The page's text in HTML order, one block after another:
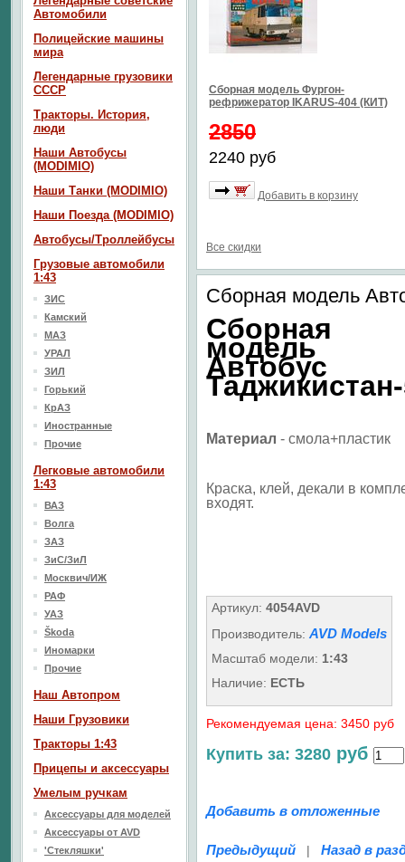
Сборная модель Фургон-
рефрижератор IKARUS-404 (КИТ)
2850
2240 руб
Добавить в корзину
Все скидки
Сборная модель
Сборная
модель
Автобус
Материал - смола+пластик
Краска, клей, декали в
входят.
Артикул: 4054AVD
Производитель: AVD Models
Масштаб модели: 1:43
Наличие: ЕСТЬ
Рекомендуемая цена: 3450 руб
Купить за: 3280 руб
Добавить в отложенные
Предыдущий | Назад в
Автомобили
Полицейские машины
мира
Легендарные грузовики
СССР
Тракторы. История,
люди
Наши Автобусы
(MODIMIO)
Наши Танки (MODIMIO)
Наши Поезда (MODIMIO)
Автобусы/Троллейбусы
Грузовые автомобили
1:43
ЗИС
Камский
МАЗ
УРАЛ
ЗИЛ
Горький
КрАЗ
Иностранные
Прочие
Легковые автомобили
1:43
ВАЗ
Волга
ЗАЗ
ЗиС/ЗиЛ
Москвич/ИЖ
РАФ
УАЗ
Škoda
Иномарки
Прочие
Наш Aвтопром
Наши Грузовики
Тракторы 1:43
Прицепы и аксессуары
Умелым ручкам
Аксессуары для моделей
Аксессуары от AVD
'Стекляшки'